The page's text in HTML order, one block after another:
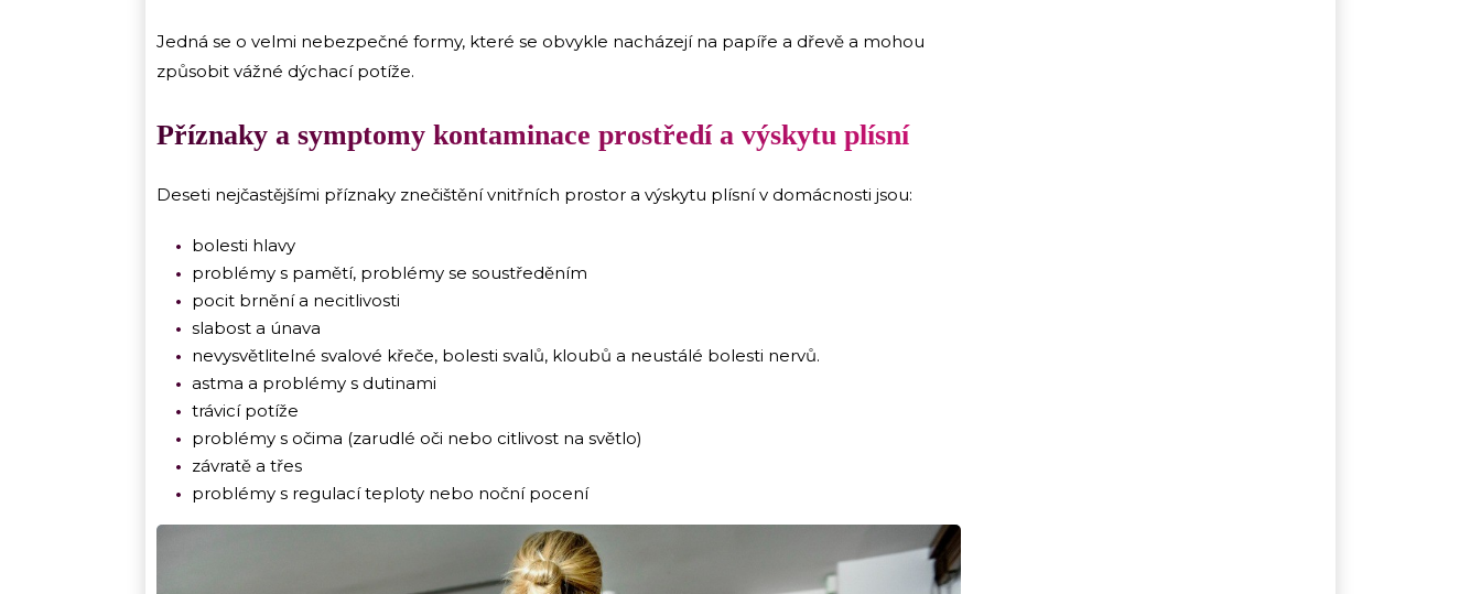
Jedná se o velmi nebezpečné formy, které se obvykle nacházejí na papíře a dřevě a mohou
způsobit vážné dýchací potíže.
Příznaky a symptomy kontaminace prostředí a výskytu plísní
Deseti nejčastějšími příznaky znečištění vnitřních prostor a výskytu plísní v domácnosti jsou:
bolesti hlavy
problémy s pamětí, problémy se soustředěním
pocit brnění a necitlivosti
slabost a únava
nevysvětlitelné svalové křeče, bolesti svalů, kloubů a neustálé bolesti nervů.
astma a problémy s dutinami
trávicí potíže
problémy s očima (zarudlé oči nebo citlivost na světlo)
závratě a třes
problémy s regulací teploty nebo noční pocení